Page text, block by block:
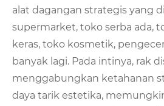
alat dagangan strategis yang
supermarket, toko serba ada,
keras, toko kosmetik,
banyak lagi. Pada intinya, rak
menggabungkan ketahanan
daya tarik estetika,